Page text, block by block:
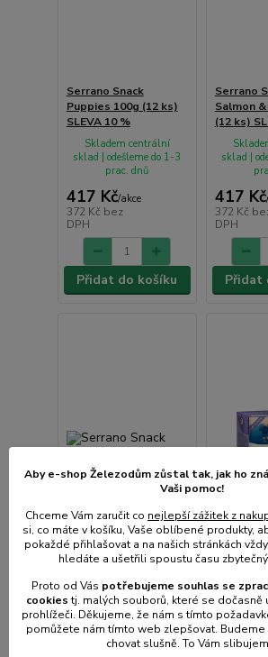
Serrano Snack
Puppies 100g (12 ks)
SLEVA 10 %
417 Kč/akce
372 Kč bez
DPH
Skladem centrální
sklad | odešleme do 1-3
prac. dnů
Přidat do košíku
Serrano
Salmon
(12 ks)
417 Kč/
372 Kč
DPH
sklad |
Přidat
Serrano Snack Dog
Beef 100 g (12 ks)
SLEVA 10 %
Bozita
Puppy &
krůtím a
370 g
Aby e-shop Železodům zůstal tak, jak ho
Vaši pomoc!
Chceme Vám zaručit co nejlepší zážitek z
si, co máte v košíku, Vaše oblíbené produkty,
pokaždé přihlašovat a na našich stránkách
hledáte a ušetřili spoustu času
Proto od Vás potřebujeme souhlas se
cookiestj. malých souborů, které se dočasně
prohlížeči. Děkujeme, že nám s tímto
pomůžete nám tímto web zlepšovat. Budeme
chovat slušně. To Vám